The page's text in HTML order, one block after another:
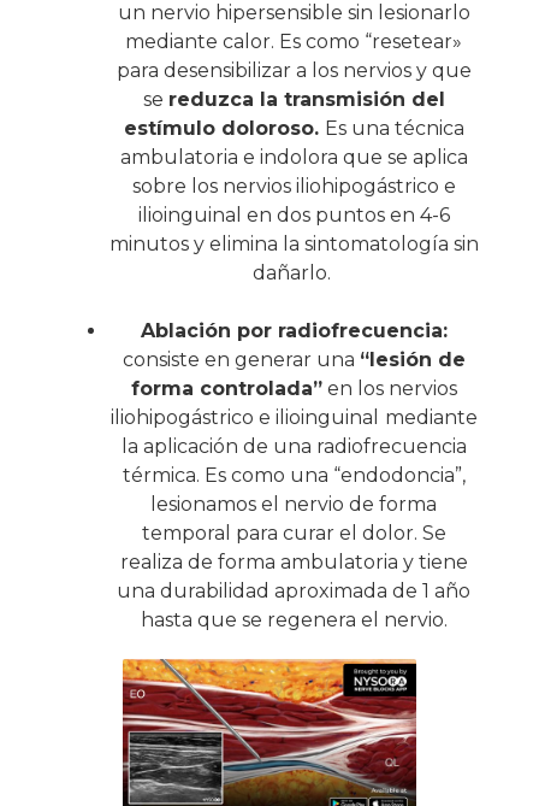
un nervio hipersensible sin lesionarlo
mediante calor. Es como “resetear»
para desensibilizar a los nervios y que
se reduzca la transmisión del
estímulo doloroso. Es una técnica
ambulatoria e indolora que se aplica
sobre los nervios iliohipogástrico e
ilioinguinal en dos puntos en 4-6
minutos y elimina la sintomatología sin
dañarlo.
Ablación por radiofrecuencia:
consiste en generar una “lesión de
forma controlada”en los nervios
iliohipogástrico e ilioinguinal
mediante
la aplicación de una radiofrecuencia
térmica. Es como una “endodoncia”,
lesionamos el nervio de forma
temporal para curar el dolor. Se
realiza de forma ambulatoria y tiene
una durabilidad aproximada de 1 año
hasta que se regenera el nervio.